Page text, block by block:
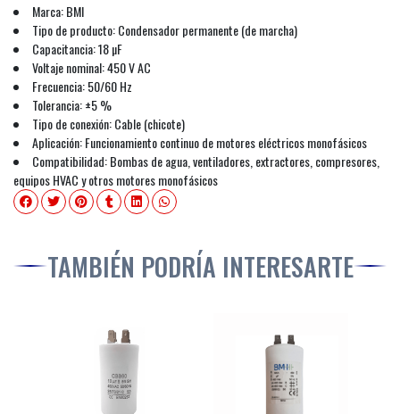
Marca: BMI
Tipo de producto: Condensador permanente (de marcha)
Capacitancia: 18 µF
Voltaje nominal: 450 V AC
Frecuencia: 50/60 Hz
Tolerancia: ±5 %
Tipo de conexión: Cable (chicote)
Aplicación: Funcionamiento continuo de motores eléctricos monofásicos
Compatibilidad: Bombas de agua, ventiladores, extractores, compresores,
equipos HVAC y otros motores monofásicos
TAMBIÉN PODRÍA INTERESARTE